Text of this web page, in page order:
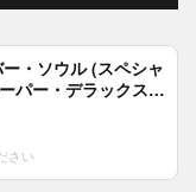
ー・ソウル (スペシャ
パー・デラックス)
特典:B2ポスター付)
さい